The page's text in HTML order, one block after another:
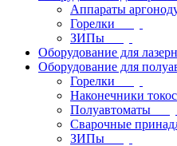
Аппараты
Горелки
ЗИПы
Оборудование для
Оборудование для
Горелки
Наконечники
Полуавтоматы
Сварочные
ЗИПы